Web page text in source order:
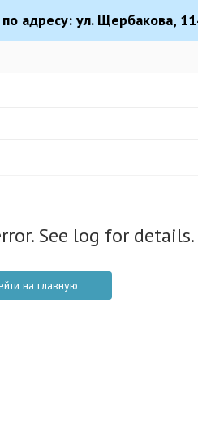
адресу: ул. Щербакова,
See log for details.
на главную